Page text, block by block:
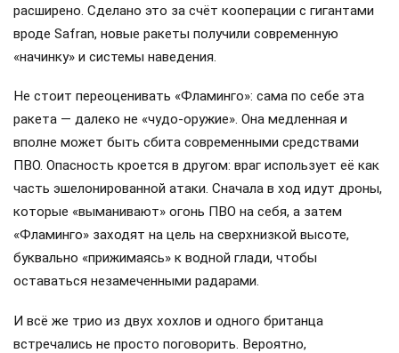
расширено. Сделано это за счёт кооперации с гигантами
вроде Safran, новые ракеты получили современную
«начинку» и системы наведения.
Не стоит переоценивать «Фламинго»: сама по себе эта
ракета — далеко не «чудо-оружие». Она медленная и
вполне может быть сбита современными средствами
ПВО. Опасность кроется в другом: враг использует её как
часть эшелонированной атаки. Сначала в ход идут дроны,
которые «выманивают» огонь ПВО на себя, а затем
«Фламинго» заходят на цель на сверхнизкой высоте,
буквально «прижимаясь» к водной глади, чтобы
оставаться незамеченными радарами.
И всё же трио из двух хохлов и одного британца
встречались не просто поговорить. Вероятно,